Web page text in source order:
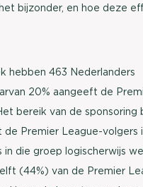
bijzonder, en hoe deze
hebben 463 Nederlanders
20% aangeeft de
bereik van de sponsoring
de Premier League-volgers
in die groep logischerwijs
(44%) van de Premier